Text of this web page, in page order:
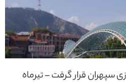
سپهران قرار گرفت – تیرماه